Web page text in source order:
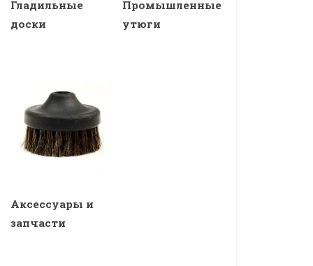
Гладильные
доски
Промышленные
утюги
Аксессуары и
запчасти